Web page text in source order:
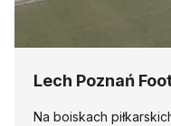
Lech Poznań
Na boiskach